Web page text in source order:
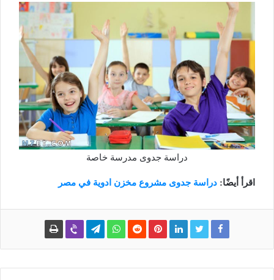
دراسة جدوى مدرسة خاصة
اقرأ أيضًا: دراسة جدوى مشروع مخزن ادوية في مصر